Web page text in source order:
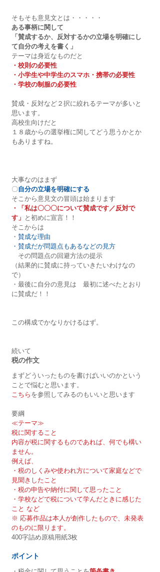
そもそも意見文とは・・・・・
ある事柄に関して
「賛成するか、反対するかの立場を明確にし
て自分の考えを書く」
テーマは身近なものだと
・校則の必要性
・小学生や中学生のスマホ・携帯の必要性
・学校の制服の必要性
賛成・反対など２択に絞れるテーマが多いと
思います。
高校生向けだと
１８歳からの選挙権に関してどう思うかとか
もありますね。
大事なのはまず
〇自分の立場を明確にする
そこから意見文の冒頭は始まります
・「私は〇〇〇について賛成です／反対で
す」 と初めに宣言！！
そこからは
・ 賛成な理由
・賛成だが問題点もあるなどの見方
その問題点の回避方法の提示
（結果的に賛成に持っていきたいわけなの
で）
・最後に自分の意見は　最初に述べたとおり
に賛成だ！！
この構成でかなりかけるはず。
続いて
税の作文
まずどういったものを書けばいいのかという
ことで悩むと思います。
こちら を参照してみるのもいいと思います
要綱
≪テーマ≫
税に関すること
内容が税に関するものであれば、何でも構い
ません。
例えば、
・税のしくみや使われ方について家庭などで
見聞きしたこと
・税の申告や納付に関して思ったこと
・学校などで税について学んだときに感じた
こと など
※ 応募作品は本人が創作したもので、未発表
のものに限ります。
400字詰め原稿用紙3枚
ポイント